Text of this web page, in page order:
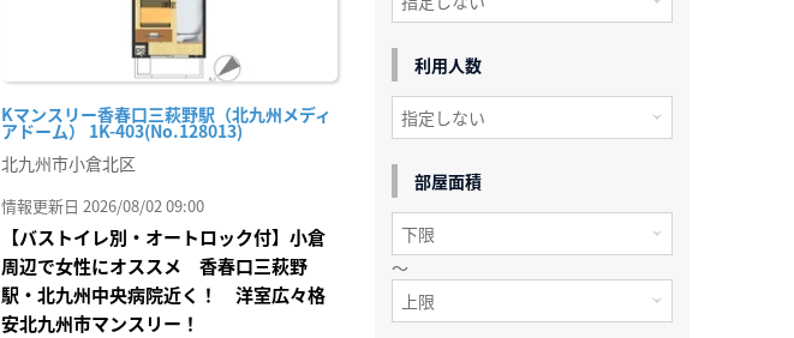
Kマンスリー香春口三萩野駅（北九州メディ
アドーム） 1K-403(No.128013)
北九州市小倉北区
情報更新日 2026/08/02 09:00
【バストイレ別・オートロック付】小倉
周辺で女性にオススメ 香春口三萩野
駅・北九州中央病院近く！ 洋室広々格
安北九州市マンスリー！
利用人数
部屋面積
～